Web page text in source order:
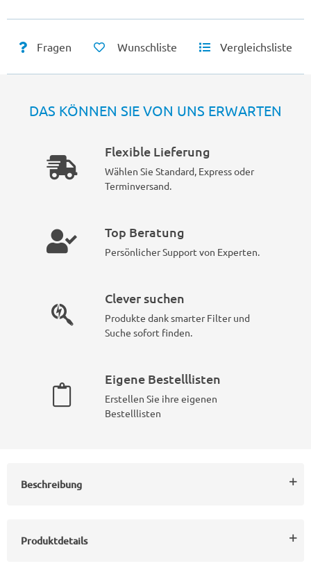
Fragen Wunschliste Vergleichsliste
DAS KÖNNEN SIE VON UNS ERWARTEN
Flexible Lieferung
Wählen Sie Standard, Express oder
Terminversand.
Top Beratung
Persönlicher Support von Experten.
Clever suchen
Produkte dank smarter Filter und
Suche sofort finden.
Eigene Bestelllisten
Erstellen Sie ihre eigenen
Bestelllisten
Beschreibung
Produktdetails